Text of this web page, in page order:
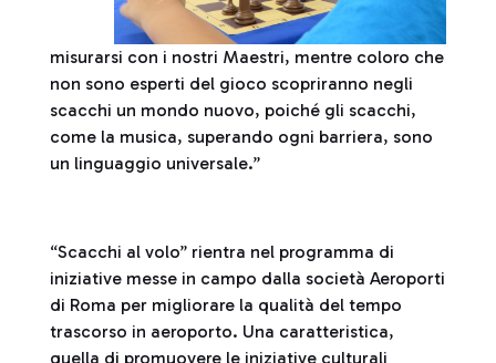
misurarsi con i nostri Maestri, mentre coloro che
non sono esperti del gioco scopriranno negli
scacchi un mondo nuovo, poiché gli scacchi,
come la musica, superando ogni barriera, sono
un linguaggio universale.”
“Scacchi al volo” rientra nel programma di
iniziative messe in campo dalla società Aeroporti
di Roma per migliorare la qualità del tempo
trascorso in aeroporto. Una caratteristica,
quella di promuovere le iniziative culturali